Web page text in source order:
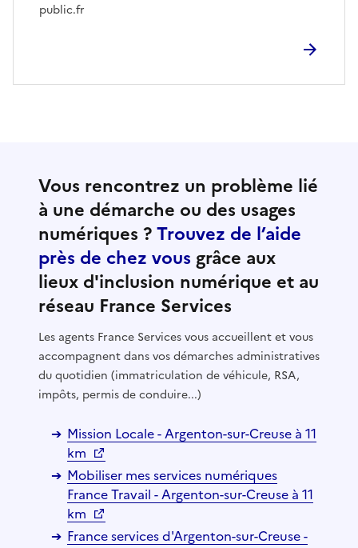
public.fr
Vous rencontrez un problème lié
à une démarche ou des usages
numériques ?Trouvez de l’aide
près de chez vous grâce aux
lieux d'inclusion numérique et au
réseau France Services
Les agents France Services vous accueillent et vous
accompagnent dans vos démarches administratives
du quotidien (immatriculation de véhicule, RSA,
impôts, permis de conduire...)
Mission Locale - Argenton-sur-Creuse à 11
km
Mobiliser mes services numériques
France Travail - Argenton-sur-Creuse à 11
km
France services d'Argenton-sur-Creuse -